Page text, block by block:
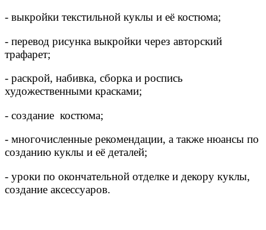
- выкройки текстильной куклы и её костюма;
- перевод рисунка выкройки через авторский
трафaрет;
- раскрой, набивка, сборка и роспись
художественными красками;
- создание костюма;
- многочисленные рекомендации, а также нюансы по
созданию куклы и её деталей;
- уроки по окончательной отделке и декору куклы,
создание аксессуаров.